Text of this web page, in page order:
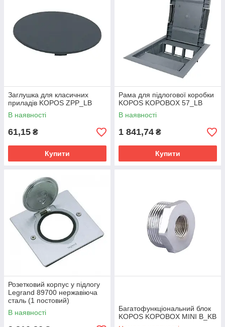
Заглушка для класичних
приладів KOPOS ZPP_LB
В наявності
61,15 ₴
Купити
Рама для підлогової коробки
KOPOS KOPOBOX 57_LB
В наявності
1 841,74 ₴
Купити
Розетковий корпус у підлогу
Legrand 89700 нержавіюча
сталь (1 постовий)
В наявності
Багатофункціональний блок
KOPOS KOPOBOX MINI B_KB